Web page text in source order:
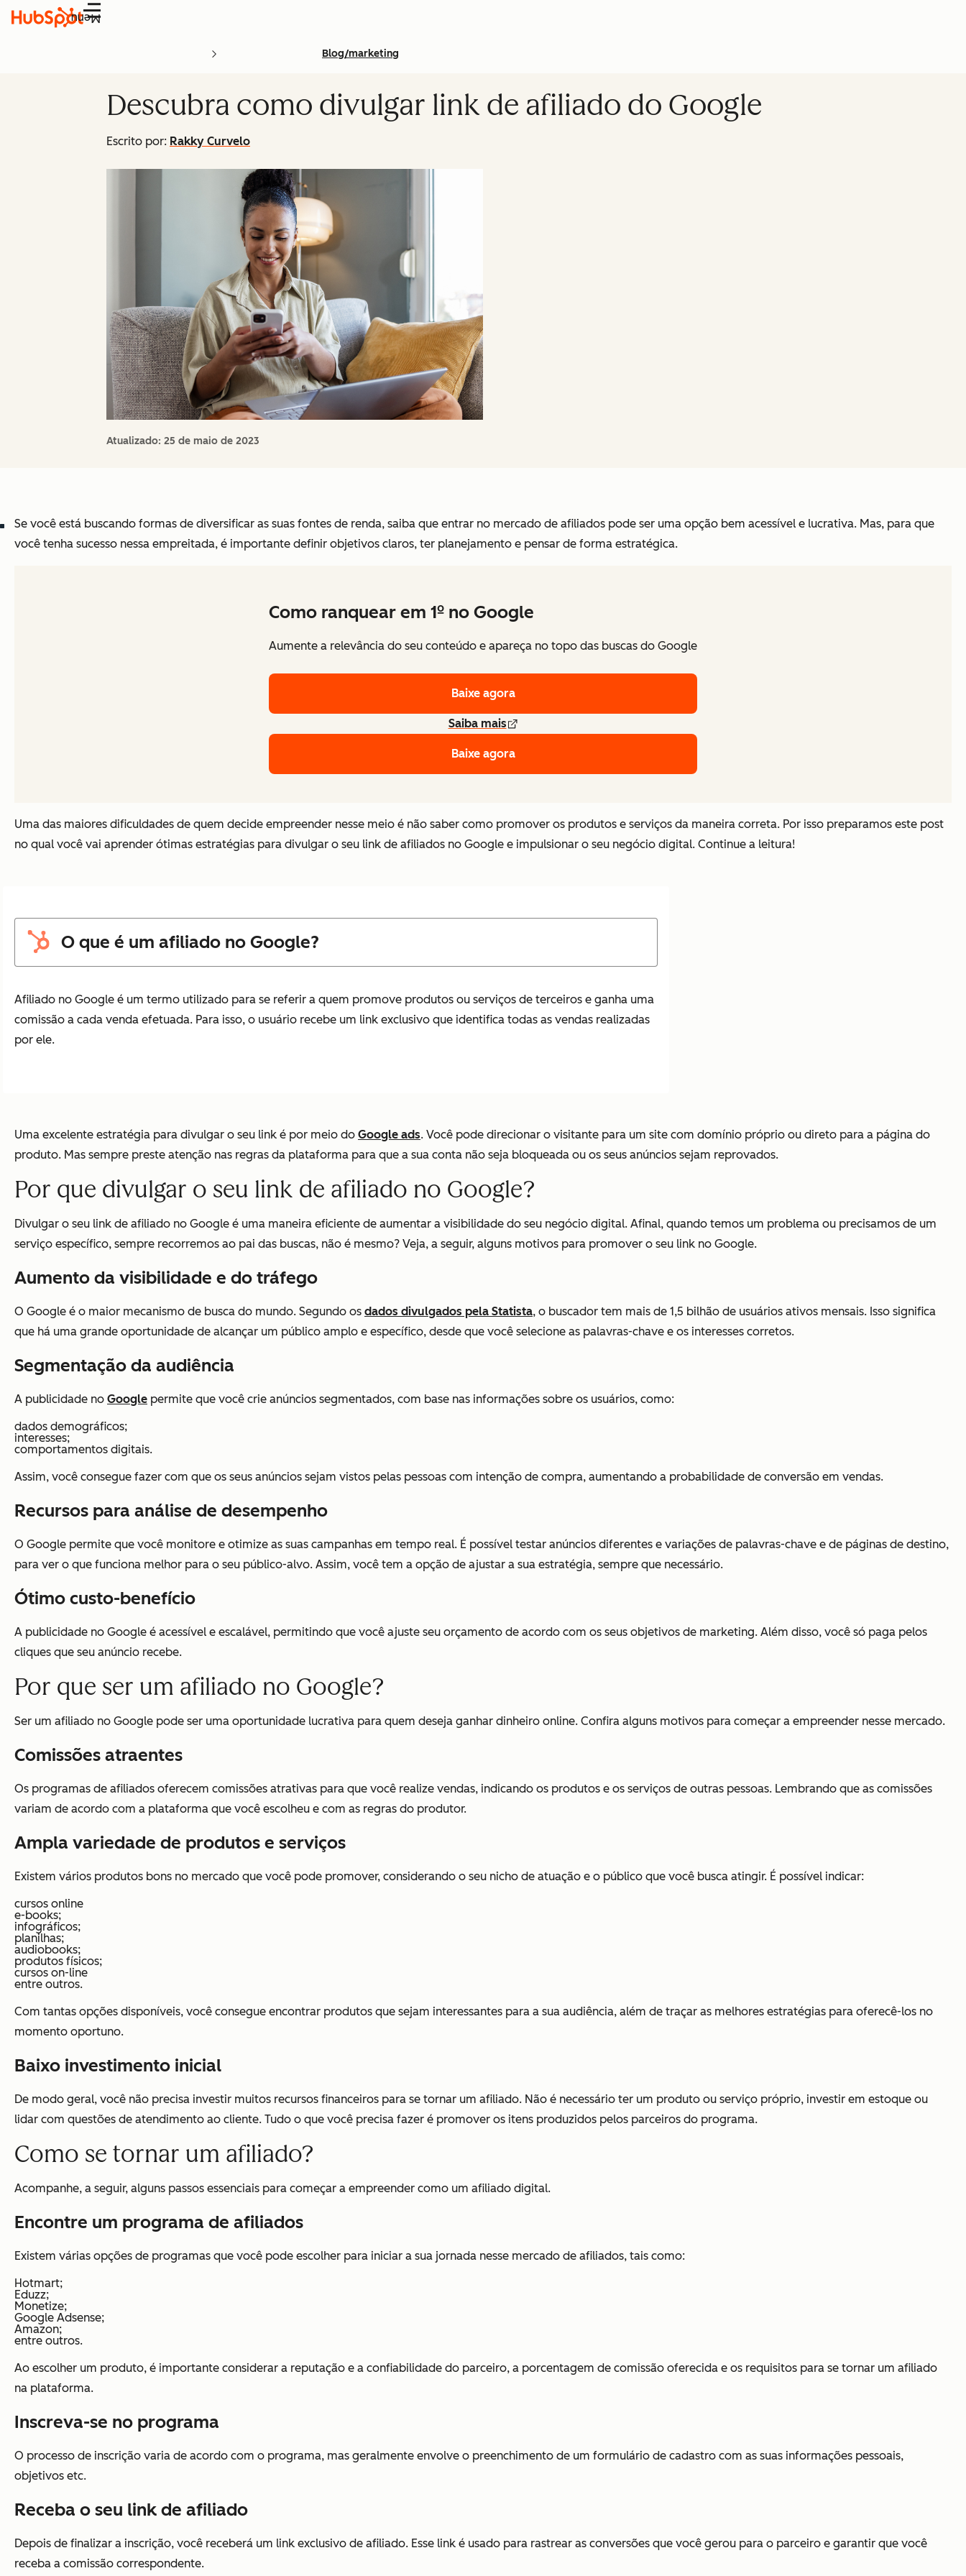
Menu
Blog/marketing
Descubra como divulgar link de afiliado do Google
Escrito por: Rakky Curvelo
Atualizado: 25 de maio de 2023
Se você está buscando formas de diversificar as suas fontes de renda, saiba que entrar no mercado de afiliados pode ser uma opção bem acessível e lucrativa. Mas, para que
você tenha sucesso nessa empreitada, é importante definir objetivos claros, ter planejamento e pensar de forma estratégica.
Como ranquear em 1º no Google
Aumente a relevância do seu conteúdo e apareça no topo das buscas do Google
Baixe agora
Saiba mais
Baixe agora
Uma das maiores dificuldades de quem decide empreender nesse meio é não saber como promover os produtos e serviços da maneira correta. Por isso preparamos este post
no qual você vai aprender ótimas estratégias para divulgar o seu link de afiliados no Google e impulsionar o seu negócio digital. Continue a leitura!
O que é um afiliado no Google?
Afiliado no Google é um termo utilizado para se referir a quem promove produtos ou serviços de terceiros e ganha uma
comissão a cada venda efetuada. Para isso, o usuário recebe um link exclusivo que identifica todas as vendas realizadas
por ele.
Uma excelente estratégia para divulgar o seu link é por meio do Google ads. Você pode direcionar o visitante para um site com domínio próprio ou direto para a página do
produto. Mas sempre preste atenção nas regras da plataforma para que a sua conta não seja bloqueada ou os seus anúncios sejam reprovados.
Por que divulgar o seu link de afiliado no Google?
Divulgar o seu link de afiliado no Google é uma maneira eficiente de aumentar a visibilidade do seu negócio digital. Afinal, quando temos um problema ou precisamos de um
serviço específico, sempre recorremos ao pai das buscas, não é mesmo? Veja, a seguir, alguns motivos para promover o seu link no Google.
Aumento da visibilidade e do tráfego
O Google é o maior mecanismo de busca do mundo. Segundo os dados divulgados pela Statista, o buscador tem mais de 1,5 bilhão de usuários ativos mensais. Isso significa
que há uma grande oportunidade de alcançar um público amplo e específico, desde que você selecione as palavras-chave e os interesses corretos.
Segmentação da audiência
A publicidade no Google permite que você crie anúncios segmentados, com base nas informações sobre os usuários, como:
dados demográficos;
interesses;
comportamentos digitais.
Assim, você consegue fazer com que os seus anúncios sejam vistos pelas pessoas com intenção de compra, aumentando a probabilidade de conversão em vendas.
Recursos para análise de desempenho
O Google permite que você monitore e otimize as suas campanhas em tempo real. É possível testar anúncios diferentes e variações de palavras-chave e de páginas de destino,
para ver o que funciona melhor para o seu público-alvo. Assim, você tem a opção de ajustar a sua estratégia, sempre que necessário.
Ótimo custo-benefício
A publicidade no Google é acessível e escalável, permitindo que você ajuste seu orçamento de acordo com os seus objetivos de marketing. Além disso, você só paga pelos
cliques que seu anúncio recebe.
Por que ser um afiliado no Google?
Ser um afiliado no Google pode ser uma oportunidade lucrativa para quem deseja ganhar dinheiro online. Confira alguns motivos para começar a empreender nesse mercado.
Comissões atraentes
Os programas de afiliados oferecem comissões atrativas para que você realize vendas, indicando os produtos e os serviços de outras pessoas. Lembrando que as comissões
variam de acordo com a plataforma que você escolheu e com as regras do produtor.
Ampla variedade de produtos e serviços
Existem vários produtos bons no mercado que você pode promover, considerando o seu nicho de atuação e o público que você busca atingir. É possível indicar:
cursos online
e-books;
infográficos;
planilhas;
audiobooks;
produtos físicos;
cursos on-line
entre outros.
Com tantas opções disponíveis, você consegue encontrar produtos que sejam interessantes para a sua audiência, além de traçar as melhores estratégias para oferecê-los no
momento oportuno.
Baixo investimento inicial
De modo geral, você não precisa investir muitos recursos financeiros para se tornar um afiliado. Não é necessário ter um produto ou serviço próprio, investir em estoque ou
lidar com questões de atendimento ao cliente. Tudo o que você precisa fazer é promover os itens produzidos pelos parceiros do programa.
Como se tornar um afiliado?
Acompanhe, a seguir, alguns passos essenciais para começar a empreender como um afiliado digital.
Encontre um programa de afiliados
Existem várias opções de programas que você pode escolher para iniciar a sua jornada nesse mercado de afiliados, tais como:
Hotmart;
Eduzz;
Monetize;
Google Adsense;
Amazon;
entre outros.
Ao escolher um produto, é importante considerar a reputação e a confiabilidade do parceiro, a porcentagem de comissão oferecida e os requisitos para se tornar um afiliado
na plataforma.
Inscreva-se no programa
O processo de inscrição varia de acordo com o programa, mas geralmente envolve o preenchimento de um formulário de cadastro com as suas informações pessoais,
objetivos etc.
Receba o seu link de afiliado
Depois de finalizar a inscrição, você receberá um link exclusivo de afiliado. Esse link é usado para rastrear as conversões que você gerou para o parceiro e garantir que você
receba a comissão correspondente.